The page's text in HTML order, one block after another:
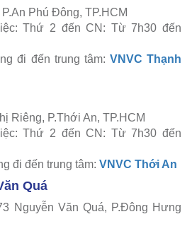
Phú Đông, TP.HCM
Thứ 2 đến CN: Từ 7h30 đến
đi đến trung tâm: VNVC Thạnh
Riêng, P.Thới An, TP.HCM
Thứ 2 đến CN: Từ 7h30 đến
đi đến trung tâm: VNVC Thới An
Quá
Nguyễn Văn Quá, P.Đông Hưng